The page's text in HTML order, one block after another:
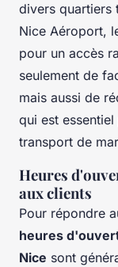
divers quartiers
Nice Aéroport,
pour un accès
seulement de
mais aussi de
qui est
transport de
Heures
aux clients
Pour répondre
heures
Nice sont